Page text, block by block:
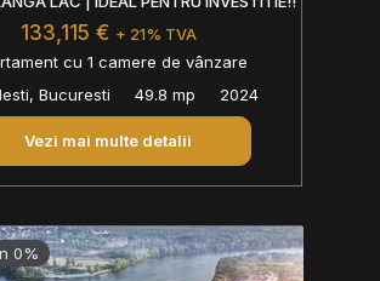
133,115 € + 21% TVA
cu 1 camere de vânzare
Bucuresti
49.8 mp 2024
Vezi mai multe detalii
0%